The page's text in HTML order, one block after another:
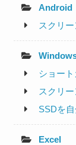
Android
スクリ
ショー
スクリ
SSDを
Excel